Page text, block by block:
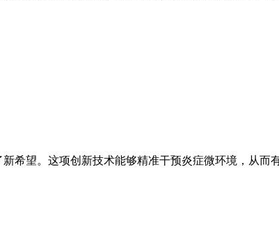
希望。这项创新技术能够精准干预炎症微环境，从而